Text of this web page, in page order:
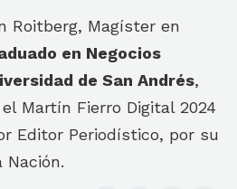
Roitberg, Magíster en
en Negocios
de San Andrés,
Martín Fierro Digital 2024
Editor Periodístico, por su
Nación.